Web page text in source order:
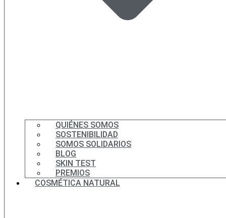
QUIÉNES SOMOS
SOSTENIBILIDAD
SOMOS SOLIDARIOS
BLOG
SKIN TEST
PREMIOS
COSMÉTICA NATURAL